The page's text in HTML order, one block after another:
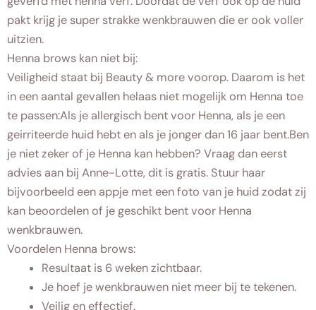
pakt krijg je super strakke wenkbrauwen die er ook voller
uitzien.
Henna brows kan niet bij:
Veiligheid staat bij Beauty & more voorop. Daarom is het
in een aantal gevallen helaas niet mogelijk om Henna toe
te passen:Als je allergisch bent voor Henna, als je een
geirriteerde huid hebt en als je jonger dan 16 jaar bent.Ben
je niet zeker of je Henna kan hebben? Vraag dan eerst
advies aan bij Anne-Lotte, dit is gratis. Stuur haar
bijvoorbeeld een appje met een foto van je huid zodat zij
kan beoordelen of je geschikt bent voor Henna
wenkbrauwen.
Voordelen Henna brows:
Resultaat is 6 weken zichtbaar.
Je hoef je wenkbrauwen niet meer bij te tekenen.
Veilig en effectief.